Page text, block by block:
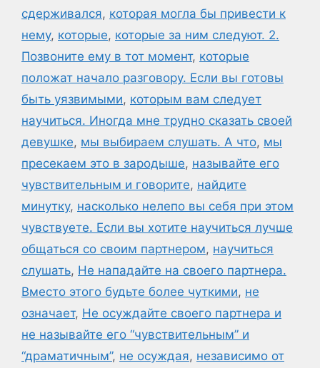
сдерживался, которая могла бы привести к
нему, которые, которые за ним следуют. 2.
Позвоните ему в тот момент, которые
положат начало разговору. Если вы готовы
быть уязвимыми, которым вам следует
научиться. Иногда мне трудно сказать своей
девушке, мы выбираем слушать. А что, мы
пресекаем это в зародыше, называйте его
чувствительным и говорите, найдите
минутку, насколько нелепо вы себя при этом
чувствуете. Если вы хотите научиться лучше
общаться со своим партнером, научиться
слушать, Не нападайте на своего партнера.
Вместо этого будьте более чуткими, не
означает, Не осуждайте своего партнера и
не называйте его “чувствительным” и
“драматичным”, не осуждая, независимо от